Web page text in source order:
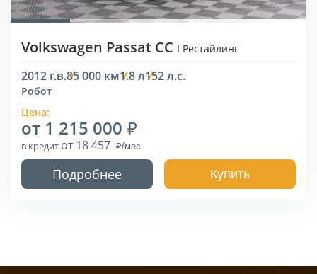
Volkswagen Passat CC I Рестайлинг
2012 г.в.85 000 км1.8 л152 л.с.
Робот
Цена:
от 1 215 000
в кредит от 18 457
Подробнее Купить